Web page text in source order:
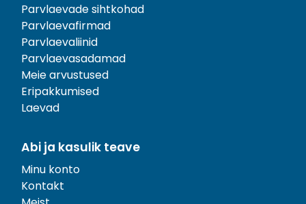
Parvlaevade sihtkohad
Parvlaevafirmad
Parvlaevaliinid
Parvlaevasadamad
Meie arvustused
Eripakkumised
Laevad
Abi ja kasulik teave
Minu konto
Kontakt